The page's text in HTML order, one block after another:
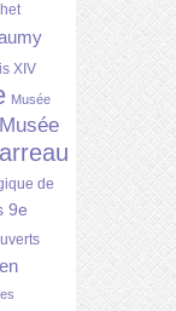
XIV
Musée
Musée
de
9e